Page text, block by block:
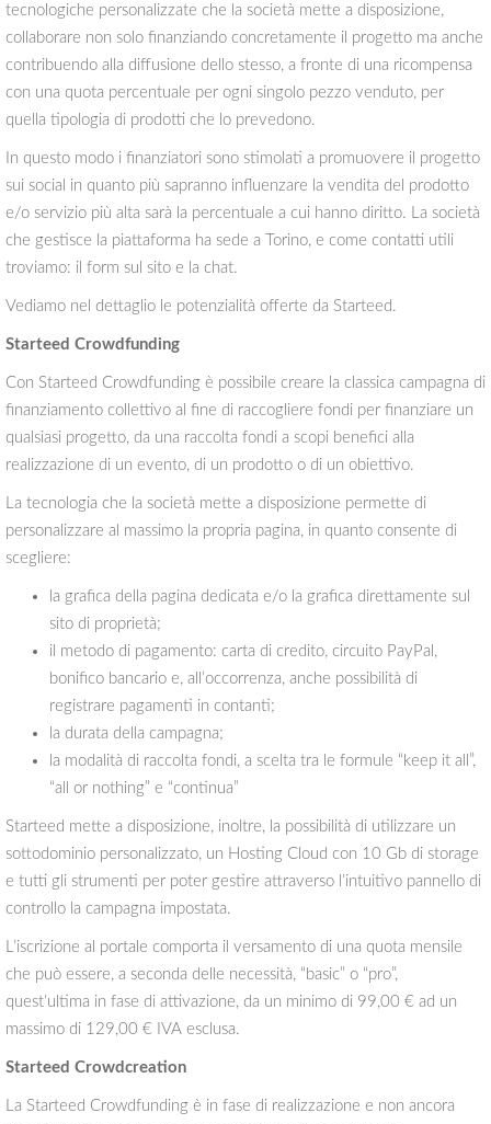
tecnologiche personalizzate che la società mette a disposizione,
collaborare non solo finanziando concretamente il progetto ma anche
contribuendo alla diffusione dello stesso, a fronte di una ricompensa
con una quota percentuale per ogni singolo pezzo venduto, per
quella tipologia di prodotti che lo prevedono.
In questo modo i finanziatori sono stimolati a promuovere il progetto
sui social in quanto più sapranno influenzare la vendita del prodotto
e/o servizio più alta sarà la percentuale a cui hanno diritto. La società
che gestisce la piattaforma ha sede a Torino, e come contatti utili
troviamo: il form sul sito e la chat.
Vediamo nel dettaglio le potenzialità offerte da Starteed.
Starteed Crowdfunding
Con Starteed Crowdfunding è possibile creare la classica campagna di
finanziamento collettivo al fine di raccogliere fondi per finanziare un
qualsiasi progetto, da una raccolta fondi a scopi benefici alla
realizzazione di un evento, di un prodotto o di un obiettivo.
La tecnologia che la società mette a disposizione permette di
personalizzare al massimo la propria pagina, in quanto consente di
scegliere:
la grafica della pagina dedicata e/o la grafica direttamente sul
sito di proprietà;
il metodo di pagamento: carta di credito, circuito PayPal,
bonifico bancario e, all’occorrenza, anche possibilità di
registrare pagamenti in contanti;
la durata della campagna;
la modalità di raccolta fondi, a scelta tra le formule “keep it all”,
“all or nothing” e “continua”
Starteed mette a disposizione, inoltre, la possibilità di utilizzare un
sottodominio personalizzato, un Hosting Cloud con 10 Gb di storage
e tutti gli strumenti per poter gestire attraverso l’intuitivo pannello di
controllo la campagna impostata.
L’iscrizione al portale comporta il versamento di una quota mensile
che può essere, a seconda delle necessità, “basic” o “pro”,
quest’ultima in fase di attivazione, da un minimo di 99,00 € ad un
massimo di 129,00 € IVA esclusa.
Starteed Crowdcreation
La Starteed Crowdfunding è in fase di realizzazione e non ancora